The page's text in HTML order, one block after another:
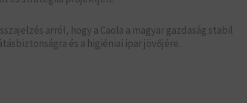
arról, hogy a Caola a magyar gazdaság stabil
és a higiéniai ipar jövőjére.